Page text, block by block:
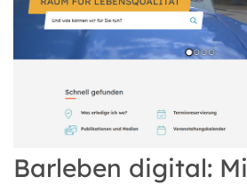
Barleben digital: